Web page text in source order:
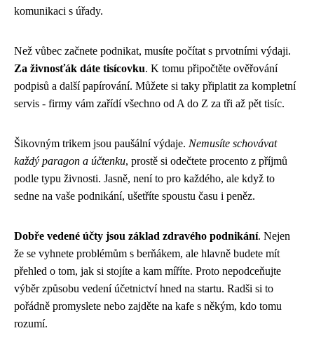
komunikaci s úřady.
Než vůbec začnete podnikat, musíte počítat s prvotními výdaji.
Za živnosťák dáte tisícovku. K tomu připočtěte ověřování
podpisů a další papírování. Můžete si taky připlatit za kompletní
servis - firmy vám zařídí všechno od A do Z za tři až pět tisíc.
Šikovným trikem jsou paušální výdaje. Nemusíte schovávat
každý paragon a účtenku, prostě si odečtete procento z příjmů
podle typu živnosti. Jasně, není to pro každého, ale když to
sedne na vaše podnikání, ušetříte spoustu času i peněz.
Dobře vedené účty jsou základ zdravého podnikání. Nejen
že se vyhnete problémům s berňákem, ale hlavně budete mít
přehled o tom, jak si stojíte a kam míříte. Proto nepodceňujte
výběr způsobu vedení účetnictví hned na startu. Radši si to
pořádně promyslete nebo zajděte na kafe s někým, kdo tomu
rozumí.